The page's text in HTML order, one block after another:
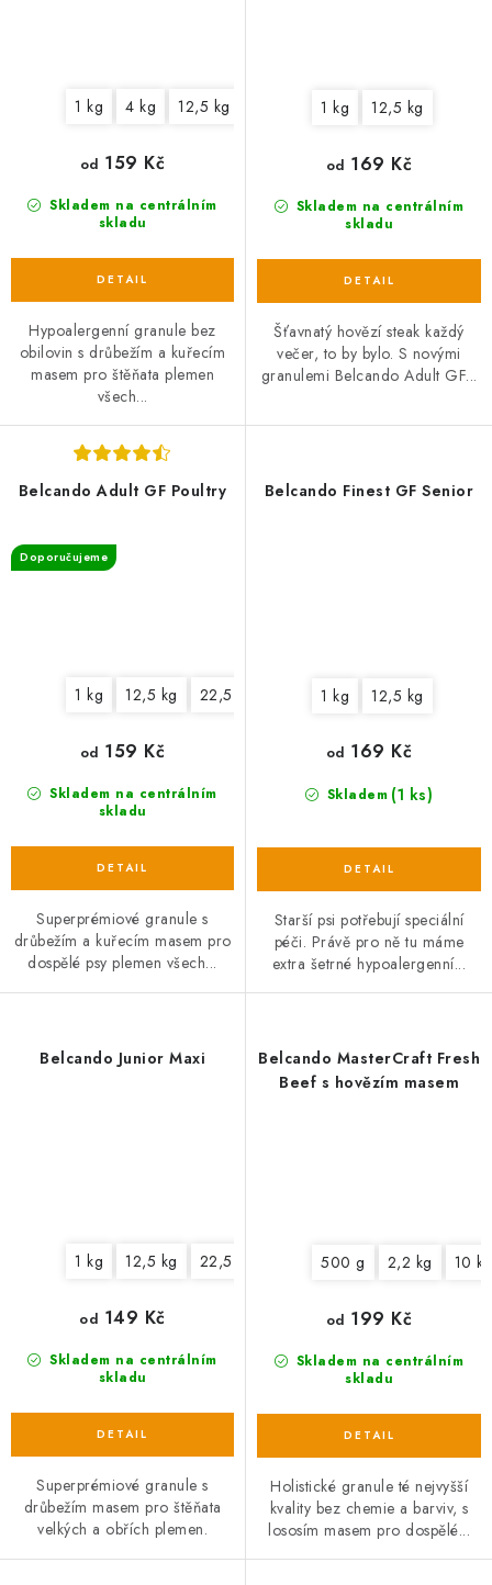
1 kg 4 kg 12,5 kg
Skladem na centrálním
skladu
od 159 Kč
Hypoalergenní granule bez
obilovin s drůbežím a kuřecím
masem pro štěňata plemen
všech...
1 kg 12,5 kg
Skladem na centrálním
skladu
od 169 Kč
Šťavnatý hovězí steak každý
večer, to by bylo. S novými
granulemi Belcando Adult GF...
Belcando Adult GF Poultry
Doporučujeme
1 kg 12,5 kg 22,5 kg
Skladem na centrálním
skladu
od 159 Kč
Superprémiové granule s
drůbežím a kuřecím masem pro
dospělé psy plemen všech...
Belcando Finest GF Senior
1 kg 12,5 kg
Skladem (1 ks)
od 169 Kč
Starší psi potřebují speciální
péči. Právě pro ně tu máme
extra šetrné hypoalergenní...
Belcando Junior Maxi
1 kg 12,5 kg 22,5 kg
Skladem na centrálním
skladu
od 149 Kč
Superprémiové granule s
drůbežím masem pro štěňata
velkých a obřích plemen.
Belcando MasterCraft Fresh
Beef s hovězím masem
500 g 2,2 kg 10 kg
Skladem na centrálním
skladu
od 199 Kč
Holistické granule té nejvyšší
kvality bez chemie a barviv, s
lososím masem pro dospělé...